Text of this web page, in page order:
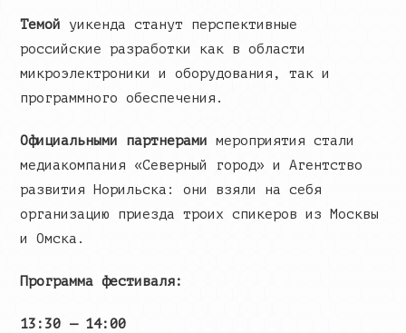
Темой уикенда станут перспективные
российские разработки как в области
микроэлектроники и оборудования, так и
программного обеспечения.
Официальными партнерами мероприятия стали
медиакомпания «Северный город» и Агентство
развития Норильска: они взяли на себя
организацию приезда троих спикеров из Москвы
и Омска.
Программа фестиваля:
13:30 — 14:00